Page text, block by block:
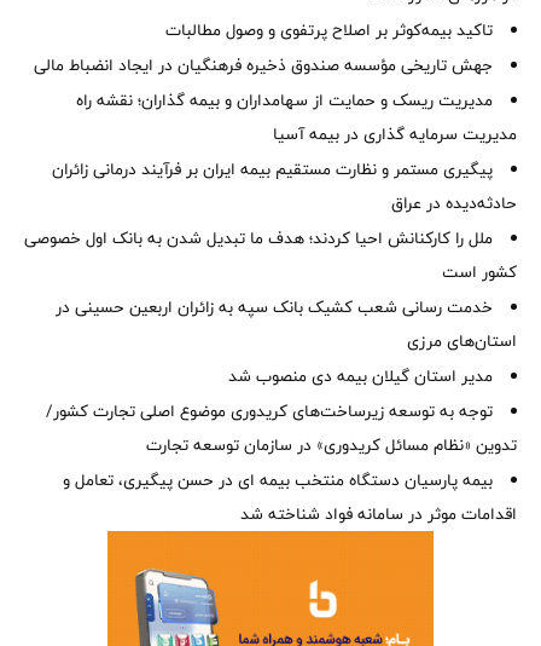
تاکید بیمه‌کوثر بر اصلاح پرتفوی و وصول مطالبات ‌
جهش تاریخی مؤسسه صندوق ذخیره فرهنگیان در ایجاد انضباط مالی
مدیریت ریسک و حمایت از سهامداران و بیمه گذاران؛ نقشه راه
مدیریت سرمایه گذاری در بیمه آسیا
پیگیری مستمر و نظارت مستقیم بیمه ایران بر فرآیند درمانی زائران
حادثه‌دیده در عراق
ملل را کارکنانش احیا کردند؛ هدف ما تبدیل شدن به بانک اول خصوصی
کشور است
خدمت رسانی شعب کشیک بانک سپه به زائران اربعین حسینی در
استان‌‌های مرزی
‌مدیر استان گیلان بیمه دی منصوب شد
توجه به توسعه زیرساخت‌های کریدوری موضوع اصلی تجارت کشور/
تدوین «نظام مسائل کریدوری» در سازمان توسعه تجارت
بیمه پارسیان دستگاه منتخب بیمه ای در حسن پیگیری، تعامل و
اقدامات موثر در سامانه فواد شناخته شد